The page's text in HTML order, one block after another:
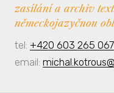
zasílání a archiv
německojazyčnou
tel: +420 603 265 067
email: